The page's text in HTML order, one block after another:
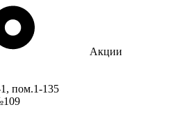
Акции
пом.1-135